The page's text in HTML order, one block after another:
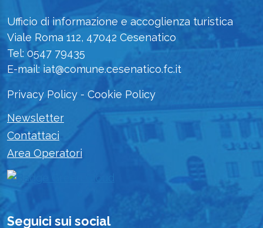
Ufficio di informazione e accoglienza turistica
Viale Roma 112, 47042 Cesenatico
Tel: 0547 79435
E-mail: iat@comune.cesenatico.fc.it
Privacy Policy - Cookie Policy
Newsletter
Contattaci
Area Operatori
Seguici sui social